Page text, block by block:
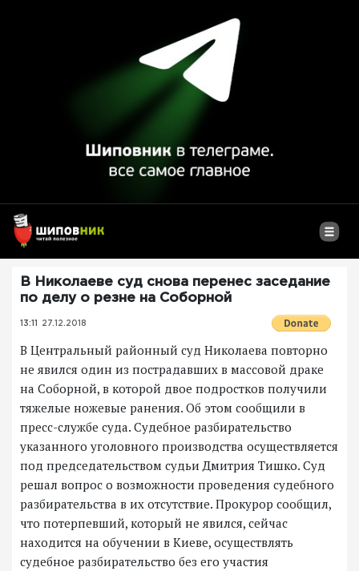
В Николаеве суд снова перенес заседание
по делу о резне на Соборной
13:11 27.12.2018
В Центральный районный суд Николаева повторно
не явился один из пострадавших в массовой драке
на Соборной, в которой двое подростков получили
тяжелые ножевые ранения. Об этом сообщили в
пресс-службе суда. Судебное разбирательство
указанного уголовного производства осуществляется
под председательством судьи Дмитрия Тишко. Суд
решал вопрос о возможности проведения судебного
разбирательства в их отсутствие. Прокурор сообщил,
что потерпевший, который не явился, сейчас
находится на обучении в Киеве, осуществлять
судебное разбирательство без его участия